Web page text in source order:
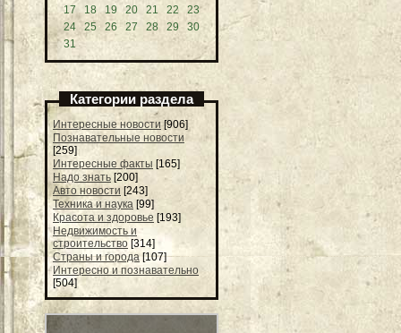
17
18 19 20 21 22
23
24
25 26 27 28 29
30
31
Категории раздела
Интересные новости [906]
Познавательные новости
[259]
Интересные факты [165]
Надо знать [200]
Авто новости [243]
Техника и наука [99]
Красота и здоровье [193]
Недвижимость и
строительство [314]
Страны и города [107]
Интересно и познавательно
[504]